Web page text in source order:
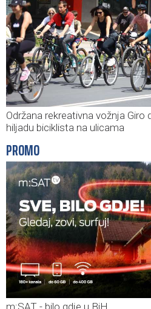
Održana rekreativna vožnja Giro
hiljadu biciklista na ulicama
PROMO
m:SAT - bilo gdje u BiH